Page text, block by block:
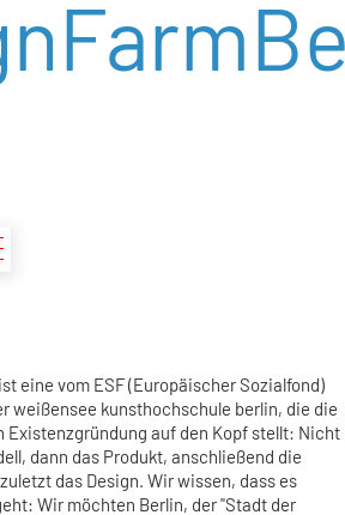
eine vom ESF (Europäischer Sozialfond)
weißensee kunsthochschule berlin, die die
Existenzgründung auf den Kopf stellt: Nicht
dann das Produkt, anschließend die
das Design. Wir wissen, dass es
Wir möchten Berlin, der "Stadt der